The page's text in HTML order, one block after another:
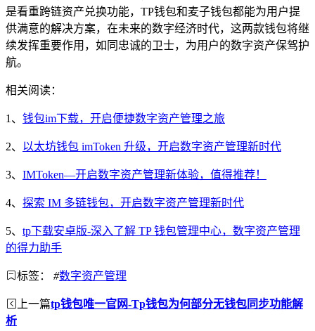
是看重跨链资产兑换功能，TP钱包和麦子钱包都能为用户提
供满意的解决方案，在未来的数字经济时代，这两款钱包将继
续发挥重要作用，如同忠诚的卫士，为用户的数字资产保驾护
航。
相关阅读：
1、 钱包im下载，开启便捷数字资产管理之旅
2、 以太坊钱包 imToken 升级，开启数字资产管理新时代
3、 IMToken—开启数字资产管理新体验，值得推荐！
4、 探索 IM 多链钱包，开启数字资产管理新时代
5、 tp下载安卓版-深入了解 TP 钱包管理中心，数字资产管理
的得力助手
标签： #数字资产管理
上一篇tp钱包唯一官网-Tp钱包为何部分无钱包同步功能解
析